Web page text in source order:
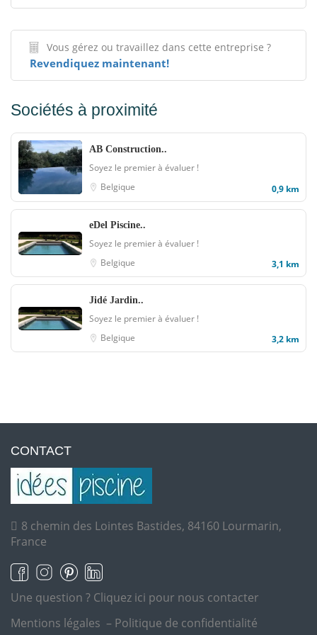
Vous gérez ou travaillez dans cette entreprise ?
Revendiquez maintenant!
Sociétés à proximité
AB Construction..
Soyez le premier à évaluer !
Belgique
0,9 km
eDel Piscine..
Soyez le premier à évaluer !
Belgique
3,1 km
Jidé Jardin..
Soyez le premier à évaluer !
Belgique
3,2 km
CONTACT
8 chemin des Lointes Bastides, 84160 Lourmarin,
France
Une question ? Cliquez ici pour nous contacter
Mentions légales – Politique de confidentialité